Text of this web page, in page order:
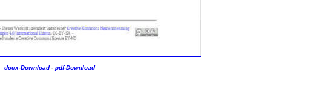
docx-Download- pdf-Download